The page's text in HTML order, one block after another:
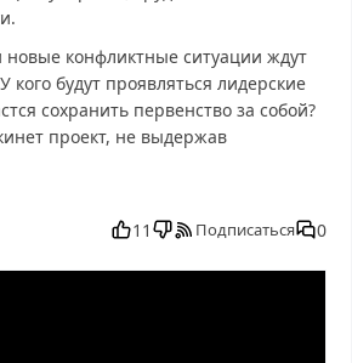
конфликтные ситуации ждут
кого будут проявляться лидерские
сохранить первенство за собой?
проект, не выдержав
Выживалити. Наследники 2 выпуск от
выпуск, смотреть Выживалити.
11 Подписаться 0